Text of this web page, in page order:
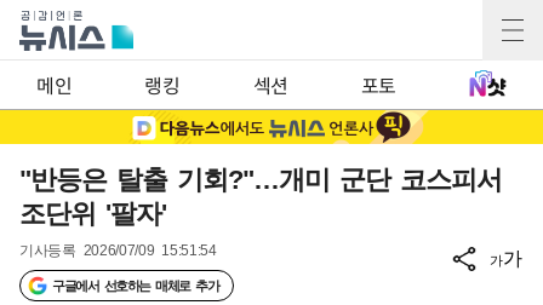
메인 랭킹 섹션 포토
"반등은 탈출 기회?"…개미 군단 코스피서
조단위 '팔자'
기사등록 2026/07/09 15:51:54
구글에서 선호하는 매체로 추가
가가